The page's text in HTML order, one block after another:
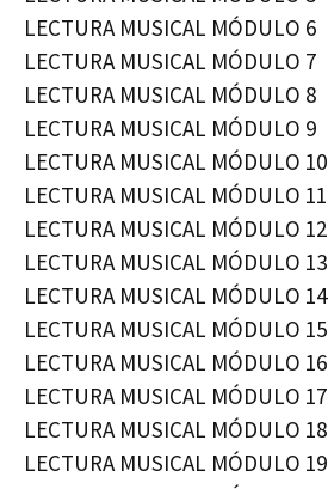
LECTURA MUSICAL MÓDULO 6
LECTURA MUSICAL MÓDULO 7
LECTURA MUSICAL MÓDULO 8
LECTURA MUSICAL MÓDULO 9
LECTURA MUSICAL MÓDULO 10
LECTURA MUSICAL MÓDULO 11
LECTURA MUSICAL MÓDULO 12
LECTURA MUSICAL MÓDULO 13
LECTURA MUSICAL MÓDULO 14
LECTURA MUSICAL MÓDULO 15
LECTURA MUSICAL MÓDULO 16
LECTURA MUSICAL MÓDULO 17
LECTURA MUSICAL MÓDULO 18
LECTURA MUSICAL MÓDULO 19